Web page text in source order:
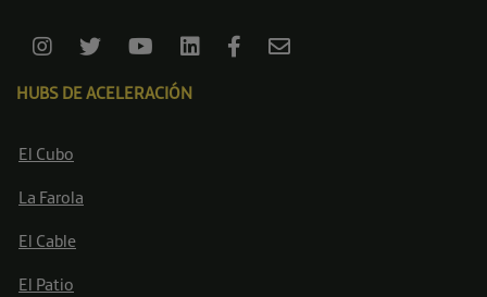
HUBS DE ACELERACIÓN
El Cubo
La Farola
El Cable
El Patio